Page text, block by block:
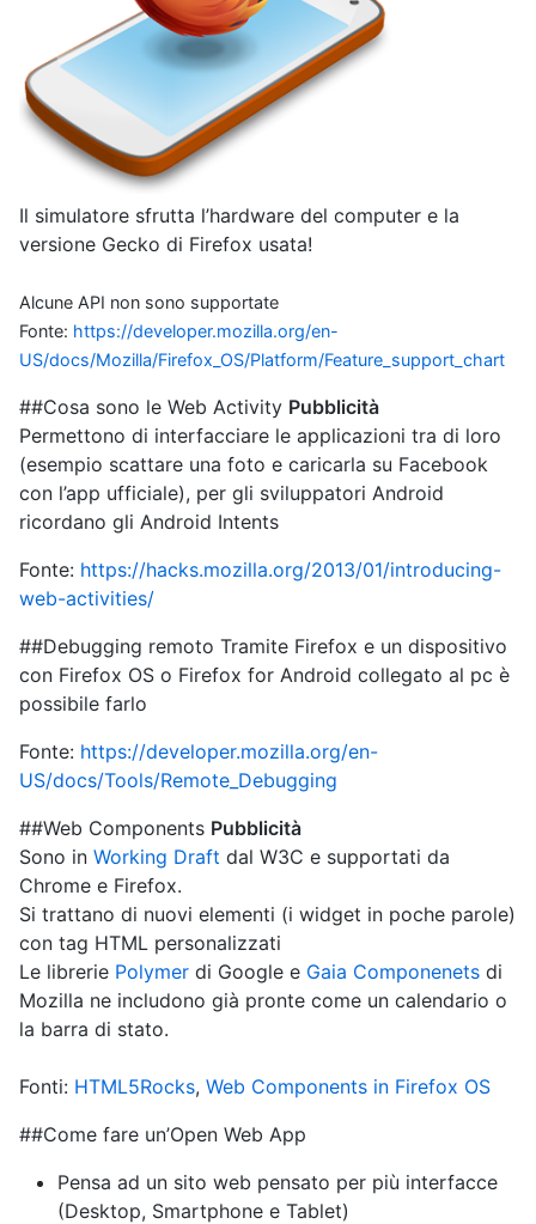
Il simulatore sfrutta l’hardware del computer e la
versione Gecko di Firefox usata!
Alcune API non sono supportate
Fonte: https://developer.mozilla.org/en-
US/docs/Mozilla/Firefox_OS/Platform/Feature_support_chart
##Cosa sono le Web Activity Pubblicità
Permettono di interfacciare le applicazioni tra di loro
(esempio scattare una foto e caricarla su Facebook
con l’app ufficiale), per gli sviluppatori Android
ricordano gli Android Intents
Fonte: https://hacks.mozilla.org/2013/01/introducing-
web-activities/
##Debugging remoto Tramite Firefox e un dispositivo
con Firefox OS o Firefox for Android collegato al pc è
possibile farlo
Fonte: https://developer.mozilla.org/en-
US/docs/Tools/Remote_Debugging
##Web Components Pubblicità
Sono in Working Draft dal W3C e supportati da
Chrome e Firefox.
Si trattano di nuovi elementi (i widget in poche parole)
con tag HTML personalizzati
Le librerie Polymer di Google e Gaia Componenets di
Mozilla ne includono già pronte come un calendario o
la barra di stato.
Fonti: HTML5Rocks, Web Components in Firefox OS
##Come fare un’Open Web App
Pensa ad un sito web pensato per più interfacce
(Desktop, Smartphone e Tablet)